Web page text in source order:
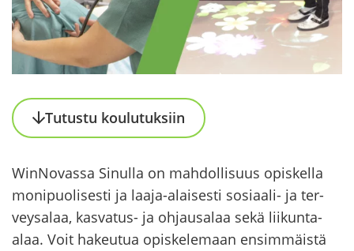
Tu­tus­tu kou­lu­tuk­siin
WinNovassa Si­nul­la on mah­dol­li­suus opis­kel­la
mo­ni­puo­li­ses­ti ja laaja-​alaisesti sosiaali-​ ja ter­
vey­sa­laa, kasvatus-​ ja oh­jausa­laa sekä liikunta-​
alaa. Voit ha­keu­tua opis­ke­le­maan en­sim­mäis­tä